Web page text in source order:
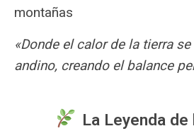
montañas
«Donde el calor de la tierra
andino, creando el balance
La Leyenda de